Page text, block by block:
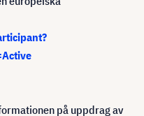
på uppdrag av